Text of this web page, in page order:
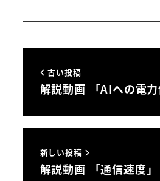
古い投稿
解説動画 「AIへの電力
新しい投稿
解説動画 「通信速度」